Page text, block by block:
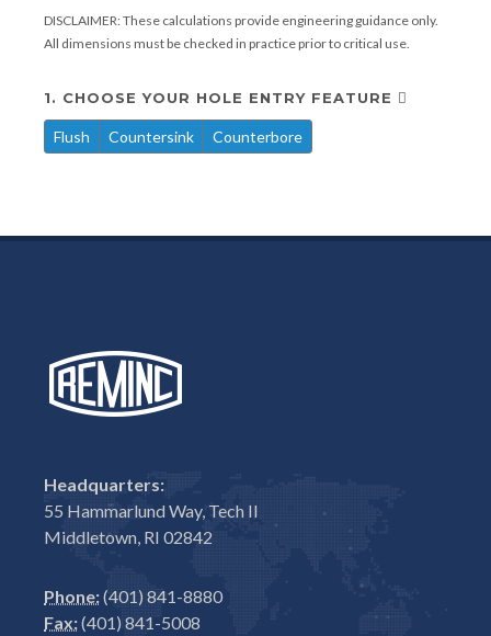
DISCLAIMER: These calculations provide engineering guidance only.
All dimensions must be checked in practice prior to critical use.
1. CHOOSE YOUR HOLE ENTRY FEATURE
Flush Countersink Counterbore
Headquarters:
55 Hammarlund Way, Tech II
Middletown, RI 02842
Phone:(401) 841-8880
Fax:(401) 841-5008